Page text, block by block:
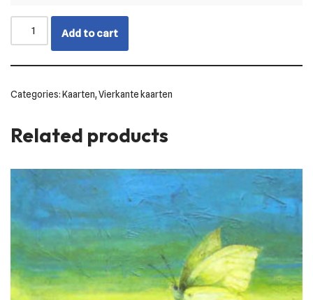
Add to cart
Categories:Kaarten,Vierkante kaarten
Related products